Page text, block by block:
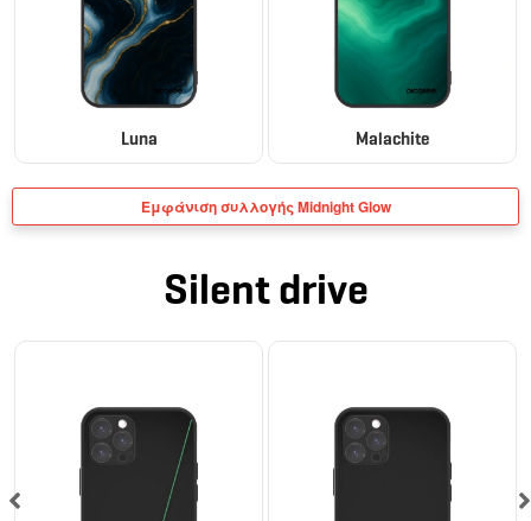
Luna Malachite
Εμφάνιση συλλογής Midnight Glow
Silent drive